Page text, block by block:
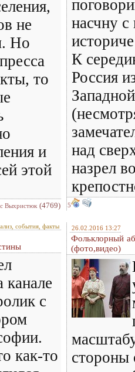
не
Но
то
и
этой
Выхристюк (4769)
насчну
К
Россия
над
назрел
5
события, факты
канале
с
как-то
26.02.2016 13:27
Фольклорный
(фото,видео)
стороны